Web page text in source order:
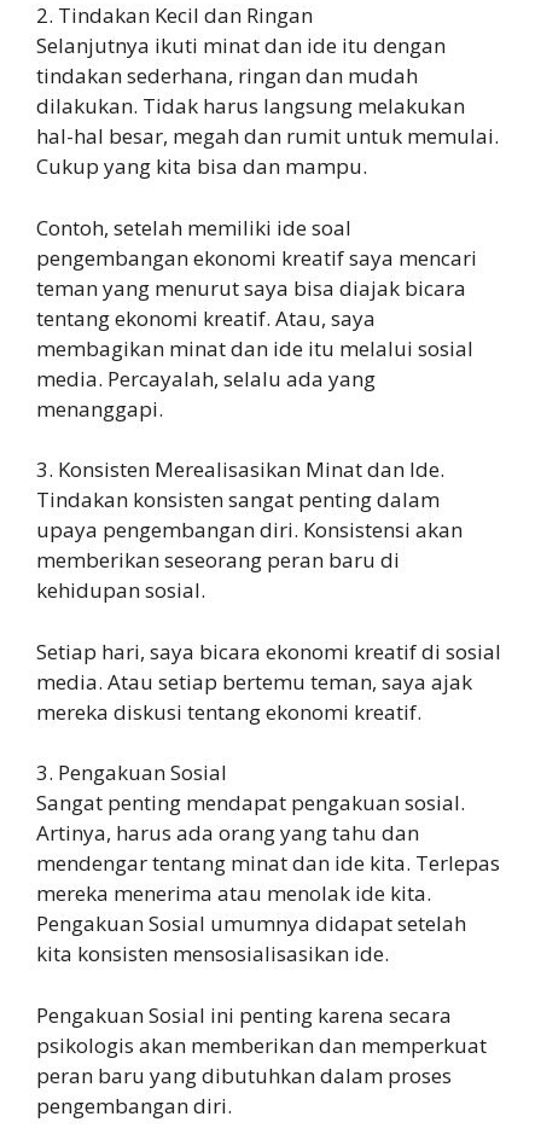
2. Tindakan Kecil dan Ringan
Selanjutnya ikuti minat dan ide itu dengan
tindakan sederhana, ringan dan mudah
dilakukan. Tidak harus langsung melakukan
hal-hal besar, megah dan rumit untuk memulai.
Cukup yang kita bisa dan mampu.
Contoh, setelah memiliki ide soal
pengembangan ekonomi kreatif saya mencari
teman yang menurut saya bisa diajak bicara
tentang ekonomi kreatif. Atau, saya
membagikan minat dan ide itu melalui sosial
media. Percayalah, selalu ada yang
menanggapi.
3. Konsisten Merealisasikan Minat dan Ide.
Tindakan konsisten sangat penting dalam
upaya pengembangan diri. Konsistensi akan
memberikan seseorang peran baru di
kehidupan sosial.
Setiap hari, saya bicara ekonomi kreatif di sosial
media. Atau setiap bertemu teman, saya ajak
mereka diskusi tentang ekonomi kreatif.
3. Pengakuan Sosial
Sangat penting mendapat pengakuan sosial.
Artinya, harus ada orang yang tahu dan
mendengar tentang minat dan ide kita. Terlepas
mereka menerima atau menolak ide kita.
Pengakuan Sosial umumnya didapat setelah
kita konsisten mensosialisasikan ide.
Pengakuan Sosial ini penting karena secara
psikologis akan memberikan dan memperkuat
peran baru yang dibutuhkan dalam proses
pengembangan diri.